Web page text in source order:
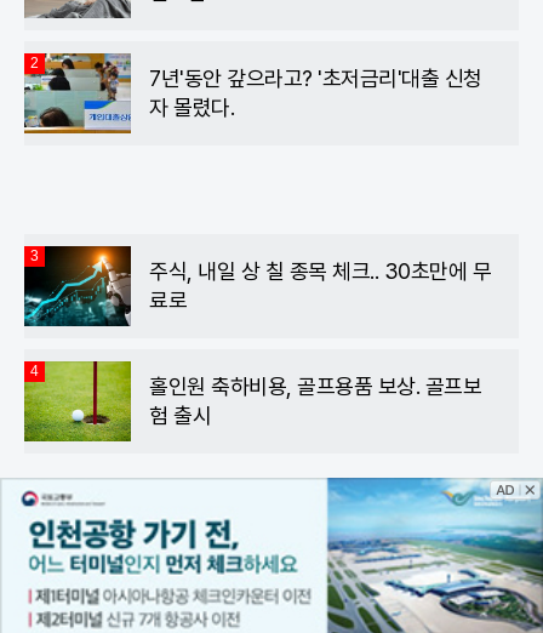
2
7년'동안 갚으라고? '초저금리'대출 신청
자 몰렸다.
3
주식, 내일 상 칠 종목 체크.. 30초만에 무
료로
4
홀인원 축하비용, 골프용품 보상. 골프보
험 출시